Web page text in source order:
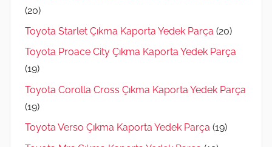
(20)
Toyota Starlet Çıkma Kaporta Yedek Parça (20)
Toyota Proace City Çıkma Kaporta Yedek Parça
(19)
Toyota Corolla Cross Çıkma Kaporta Yedek Parça
(19)
Toyota Verso Çıkma Kaporta Yedek Parça (19)